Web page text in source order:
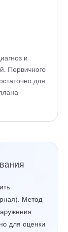
и
Первичного
для
Метод
для оценки